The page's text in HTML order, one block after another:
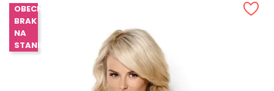
OBECNIE
BRAK
NA
STANIE